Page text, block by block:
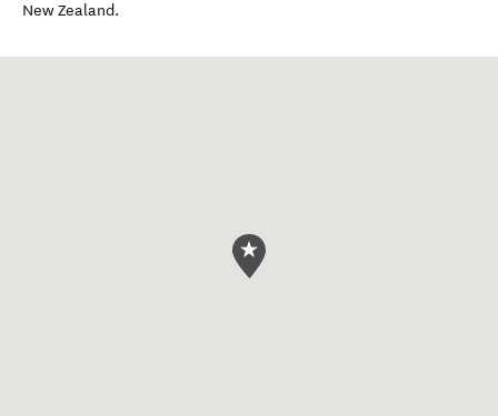
New Zealand.